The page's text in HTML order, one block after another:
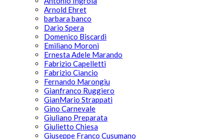
Arnold Ehret
barbara banco
Dario Spera
Domenico Biscardi
Emiliano Moroni
Ernesta Adele Marando
Fabrizio Capelletti
Fabrizio Ciancio
Fernando Marongiu
Gianfranco Ruggiero
GianMario Strappati
Gino Carnevale
Giuliano Preparata
Giulietto Chiesa
Giuseppe Franco Cusumano